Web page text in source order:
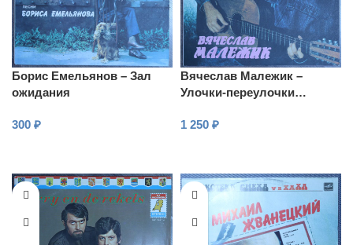
Борис Емельянов – Зал
ожидания
300 ₽
Вячеслав Малежик –
Улочки-переулочки…
1 250 ₽